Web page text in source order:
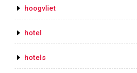
hoogvliet
hotel
hotels